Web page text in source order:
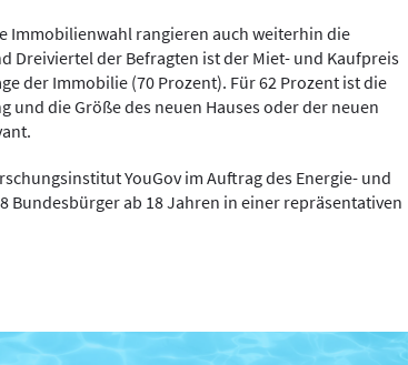
Immobilienwahl rangieren auch weiterhin die
Dreiviertel der Befragten ist der Miet- und Kaufpreis
der Immobilie (70 Prozent). Für 62 Prozent ist die
und die Größe des neuen Hauses oder der neuen
YouGov im Auftrag des Energie- und
Bundesbürger ab 18 Jahren in einer repräsentativen